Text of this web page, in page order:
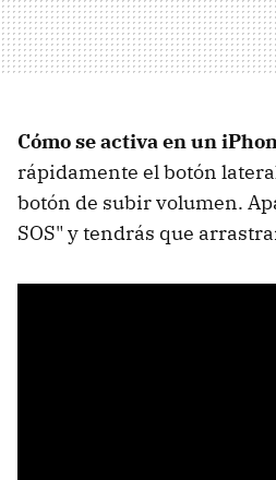
Cómo se activa en un
rápidamente el botón
botón de subir volumen.
SOS" y tendrás que